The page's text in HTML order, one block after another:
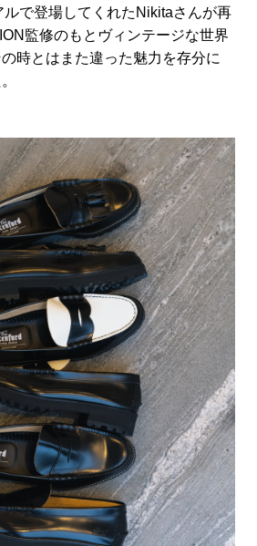
ルで登場してくれたNikitaさんが再
監修のもとヴィンテージな世界
時とはまた違った魅力を存分に